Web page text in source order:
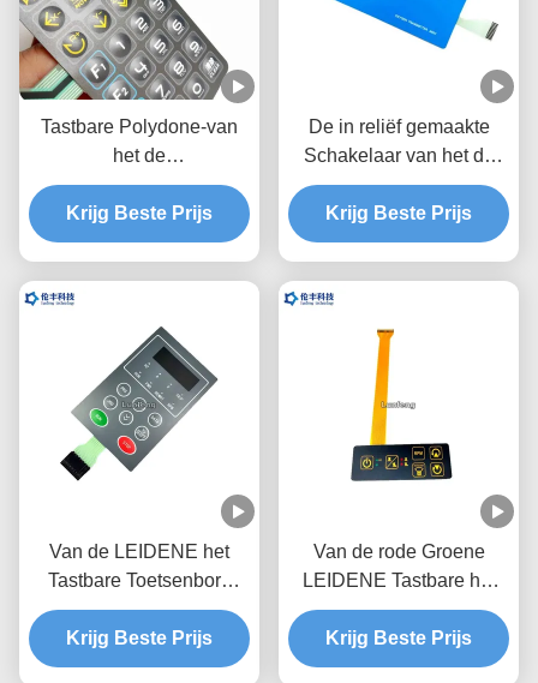
Tastbare Polydone-van
het de
Schakelaartoetsenbord
van het
HUISDIERENmembraan
Bekledingsmetaal de
Koepelmedische
apparatuur
Krijg Beste Prijs
De in reliëf gemaakte
Schakelaar van het de
Douanemembraan van
het Knopenhuisdier met
Glanzende Oppervlakte
Krijg Beste Prijs
Van de LEIDENE het
Tastbare Toetsenbord
Membraanschakelaar,
Zwarte LCD de Koepel
Tastbare Schakelaar van
Krijg Beste Prijs
Van de rode Groene
LEIDENE Tastbare het
Toetsenbordfpc Kring 3M
Adhesive
Membraanschakelaar
Krijg Beste Prijs